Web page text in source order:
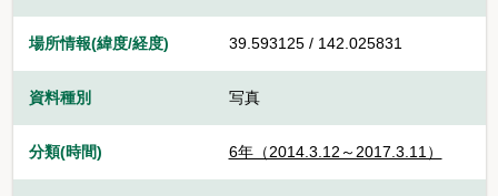
場所情報(緯度/経度) 39.593125 / 142.025831
資料種別 写真
分類(時間) 6年（2014.3.12～2017.3.11）